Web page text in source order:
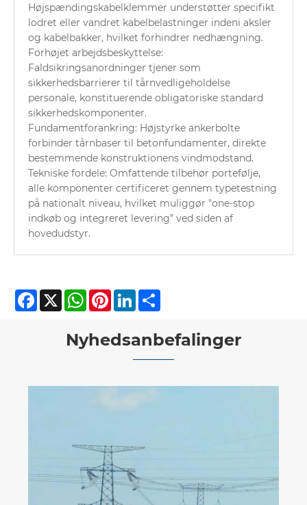
Højspændingskabelklemmer understøtter specifikt
lodret eller vandret kabelbelastninger indeni aksler
og kabelbakker, hvilket forhindrer nedhængning.
Forhøjet arbejdsbeskyttelse:
Faldsikringsanordninger tjener som
sikkerhedsbarrierer til tårnvedligeholdelse
personale, konstituerende obligatoriske standard
sikkerhedskomponenter.
Fundamentforankring: Højstyrke ankerbolte
forbinder tårnbaser til betonfundamenter, direkte
bestemmende konstruktionens vindmodstand.
Tekniske fordele: Omfattende tilbehør portefølje,
alle komponenter certificeret gennem typetestning
på nationalt niveau, hvilket muliggør "one-stop
indkøb og integreret levering” ved siden af
hovedudstyr.
Facebook
X WhatsAppPinterestLinkedIn
Nyhedsanbefalinger
Se mere >>